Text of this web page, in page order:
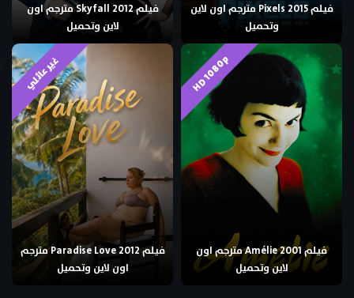
فيلم Pixels 2015 مترجم اون لاين
وتحميل
فيلم Skyfall 2012 مترجم اون
لاين وتحميل
HD 1080p
فيلم Amélie 2001 مترجم اون
لاين وتحميل
غير عائلي
فيلم Paradise Love 2012 مترجم
اون لاين وتحميل